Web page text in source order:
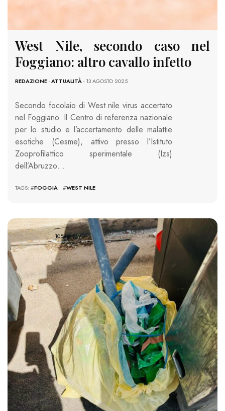
West Nile, secondo caso nel
Foggiano: altro cavallo infetto
REDAZIONE-ATTUALITÀ- 13 AGOSTO 2025
Secondo focolaio di West nile virus accertato
nel Foggiano. Il Centro di referenza nazionale
per lo studio e l’accertamento delle malattie
esotiche (Cesme), attivo presso l’Istituto
Zooprofilattico sperimentale (Izs)
dell’Abruzzo…
TAGS: #FOGGIA #WEST NILE
1054 VIEWS